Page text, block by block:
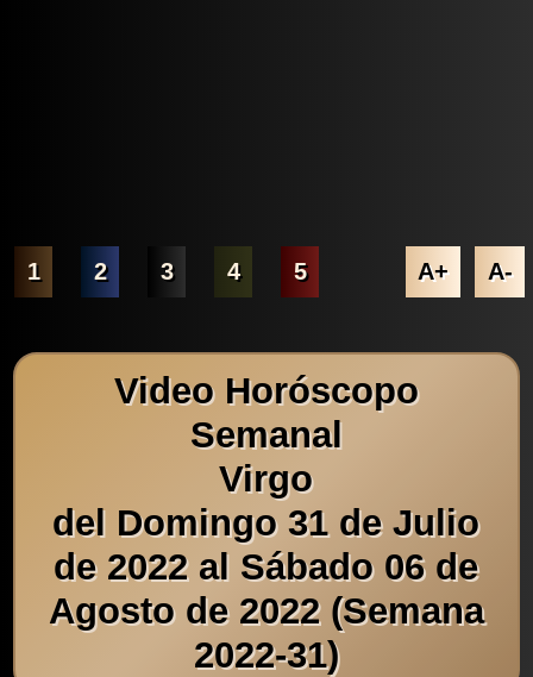
1 2 3 4 5 A+ A-
Video Horóscopo
Semanal
Virgo
del Domingo 31 de Julio
de 2022 al Sábado 06 de
Agosto de 2022 (Semana
2022-31)